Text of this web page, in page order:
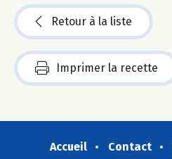
Retour à la liste
Imprimer la recette
Accueil Contact